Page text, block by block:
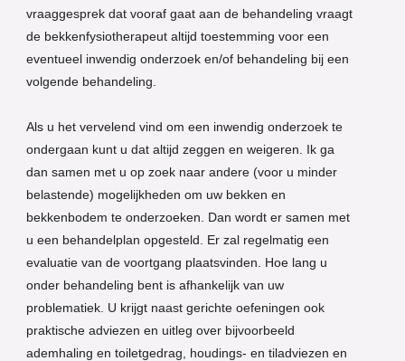
vraaggesprek dat vooraf gaat aan de behandeling vraagt
de bekkenfysiotherapeut altijd toestemming voor een
eventueel inwendig onderzoek en/of behandeling bij een
volgende behandeling.
Als u het vervelend vind om een inwendig onderzoek te
ondergaan kunt u dat altijd zeggen en weigeren. Ik ga
dan samen met u op zoek naar andere (voor u minder
belastende) mogelijkheden om uw bekken en
bekkenbodem te onderzoeken. Dan wordt er samen met
u een behandelplan opgesteld. Er zal regelmatig een
evaluatie van de voortgang plaatsvinden. Hoe lang u
onder behandeling bent is afhankelijk van uw
problematiek. U krijgt naast gerichte oefeningen ook
praktische adviezen en uitleg over bijvoorbeeld
ademhaling en toiletgedrag, houdings- en tiladviezen en